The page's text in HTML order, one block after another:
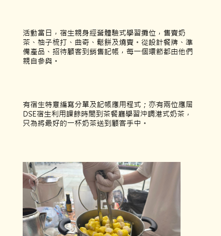
活動當日，宿生親身經營體驗式學習攤位，售賣奶
茶、柚子梳打、曲奇、鬆餅及燒賣。從設計餐牌、準
備產品、招待顧客到銷售記帳，每一個環節都由他們
親自參與。
有宿生特意編寫分單及記帳應用程式；亦有兩位應屆
DSE宿生利用課餘時間到茶餐廳學習沖調港式奶茶，
只為將最好的一杯奶茶送到顧客手中。